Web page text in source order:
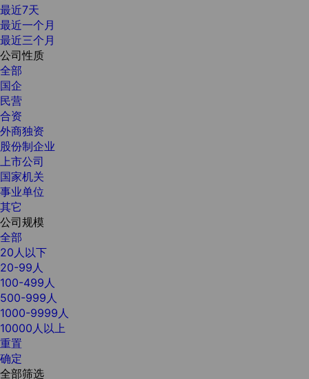
最近7天
最近一个月
最近三个月
公司性质
全部
国企
民营
合资
外商独资
股份制企业
上市公司
国家机关
事业单位
其它
公司规模
全部
20人以下
20-99人
100-499人
500-999人
1000-9999人
10000人以上
重置
确定
全部筛选